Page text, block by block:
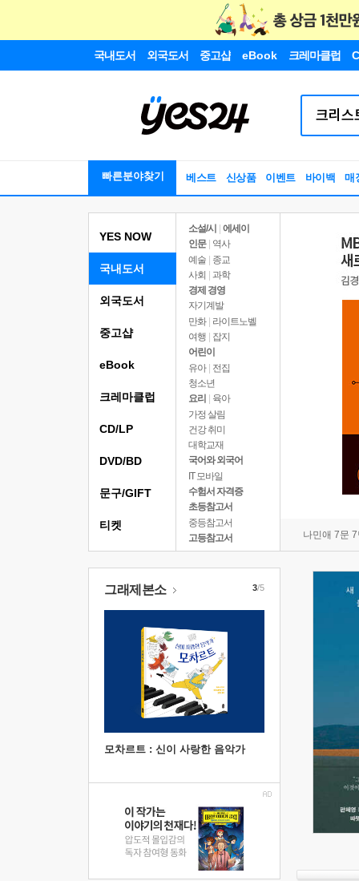
국내도서 외국도서 중고샵 eBook 크레마클럽
빠른분야찾기 베스트 신상품 이벤트 바이백 매
YES NOW
국내도서
소설/시
에세이
인문
역사
예술 | 종교
사회 | 과학
경제 경영
자기계발
만화 | 라이트노벨
여행
잡지
어린이
유아 | 전집
청소년
요리
육아
가정 살림
건강 취미
대학교재
국어와 외국어
IT 모바일
수험서 자격증
초등참고서
중등참고서
고등참고서
나민애 7문
외국도서
중고샵
eBook
크레마클럽
CD/LP
DVD/BD
문구/GIFT
티켓
그래제본소
모차르트 : 신이 사랑한 음악가
3/5